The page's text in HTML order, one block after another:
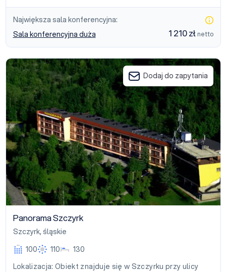
Największa sala konferencyjna:
Sala konferencyjna duża
1 210 zł netto
Panorama Szczyrk
Dodaj do zapytania
Panorama Szczyrk
Szczyrk, śląskie
100
110
130
Lokalizacja: Obiekt znajduje się w Szczyrku przy ulicy